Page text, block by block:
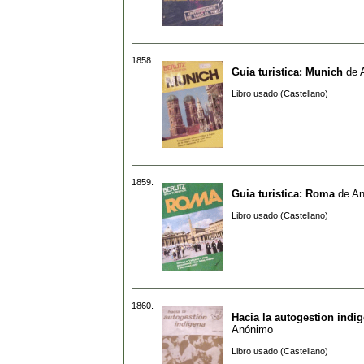
1858.
Guia turistica: Munich de
Libro usado (Castellano)
1859.
Guia turistica: Roma de
Libro usado (Castellano)
1860.
Hacia la autogestion
Anónimo
Libro usado (Castellano)